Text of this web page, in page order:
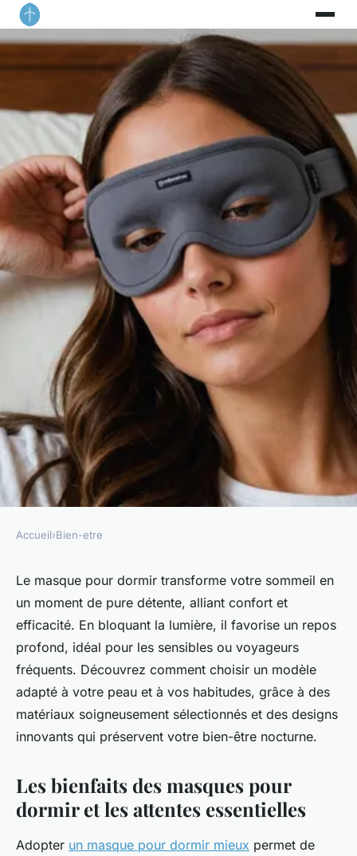
Masque pour dormir :
améliorez votre sommeil avec
confort et style
Lou•28 juillet 2025•3 min de lecture
Accueil›Bien-etre
Le masque pour dormir transforme votre sommeil en
un moment de pure détente, alliant confort et
efficacité. En bloquant la lumière, il favorise un repos
profond, idéal pour les sensibles ou voyageurs
fréquents. Découvrez comment choisir un modèle
adapté à votre peau et à vos habitudes, grâce à des
matériaux soigneusement sélectionnés et des designs
innovants qui préservent votre bien-être nocturne.
Les bienfaits des masques pour
dormir et les attentes essentielles
Adopter un masque pour dormir mieux permet de